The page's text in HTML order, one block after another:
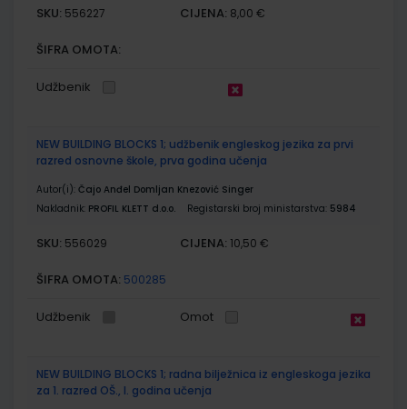
SKU: 556227 CIJENA: 8,00 €
ŠIFRA OMOTA:
Udžbenik
NEW BUILDING BLOCKS 1; udžbenik engleskog jezika za prvi
razred osnovne škole, prva godina učenja
Autor(i): Čajo Anđel Domljan Knezović Singer
Nakladnik: PROFIL KLETT d.o.o. Registarski broj ministarstva: 5984
SKU: 556029 CIJENA: 10,50 €
ŠIFRA OMOTA: 500285
Udžbenik Omot
NEW BUILDING BLOCKS 1; radna bilježnica iz engleskoga jezika
za 1. razred OŠ., I. godina učenja